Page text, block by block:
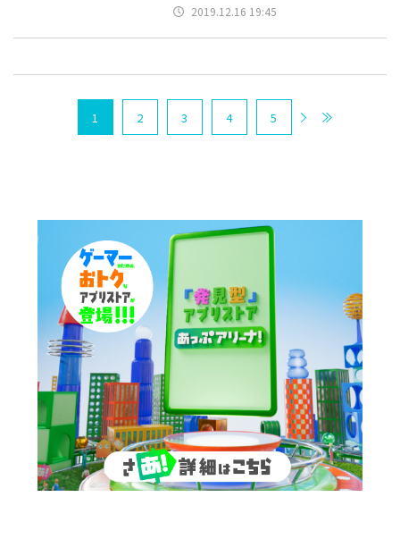
2019.12.16 19:45
1 2 3 4 5